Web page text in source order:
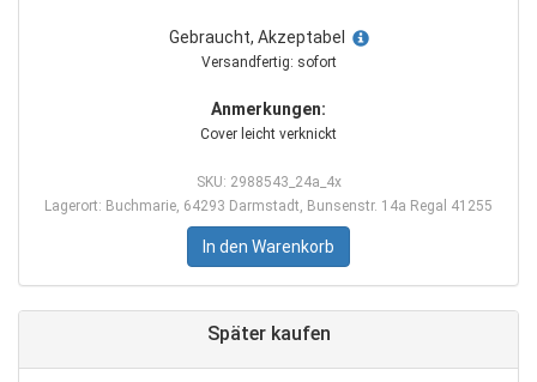
Gebraucht, Akzeptabel
Versandfertig: sofort
Anmerkungen:
Cover leicht verknickt
SKU: 2988543_24a_4x
Lagerort: Buchmarie, 64293 Darmstadt, Bunsenstr. 14a Regal 41255
In den Warenkorb
Später kaufen